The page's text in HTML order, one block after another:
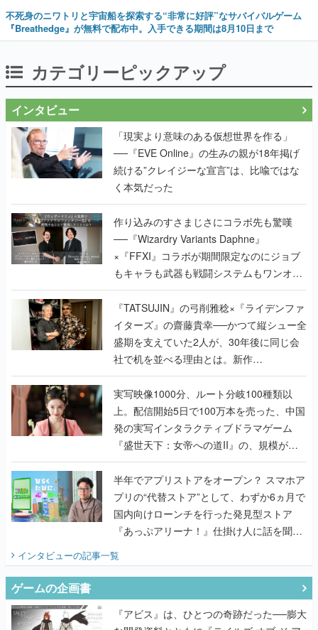
不死身のニワトリと宇宙船を探索する“非常に好評”なサバイバルゲーム
『Breathedge』が無料で配布中。入手できる期間は8月10日まで
カテゴリーピックアップ
インタビュー
「現実より意味のある仮想世界を作る」
──『EVE Online』の生みの親が18年掲げ
続ける”クレイジーな宣言”は、比喩ではな
く本気だった
作り込みのすさまじさにコラボ先も驚嘆
──『Wizardry Variants Daphne』
×『FFXI』コラボが期間限定なのにジョブ
もキャラも武器も戦闘システムもワンオフ
で作り込まれた理由を両ディレクターに聞
く
『TATSUJIN』の弓削雅稔×『ライデンファ
イターズ』の齋藤貴幸──かつて縦シュー全
盛期を支えていた2人が、30年後に同じ会
社で机を並べる理由とは。新作
『TATSUJIN EXTREME』で初タッグを組
んだレジェンド2人に訊く開発秘話
実写映像1000分、ルート分岐100種類以
上。配信開始5日で100万本を売った、中国
発の実写インタラクティブドラマゲーム
『盛世天下：女帝への道II』の、規模が違
うこだわりをプロデューサーに聞いた
半年でアプリストアをオープン？ スマホア
プリの“代替ストア”として、わずか6ヵ月で
国内向けローンチを行った発見型ストア
『あっぷアリーナ！』仕掛け人に話を聞い
インタビューの記事一覧
ゲームの企画書
『アビス』は、ひとつの奇跡だった──膨大